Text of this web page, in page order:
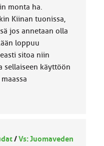
monta ha.
Kiinan tuonissa,
jos annetaan olla
loppuu
sitoa niin
sellaiseen käyttöön
/Vs: Juomaveden